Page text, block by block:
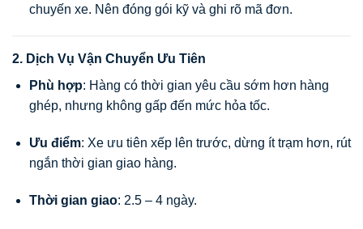
chuyến xe. Nên đóng gói kỹ và ghi rõ mã đơn.
2. Dịch Vụ Vận Chuyển Ưu Tiên
Phù hợp: Hàng có thời gian yêu cầu sớm hơn hàng
ghép, nhưng không gấp đến mức hỏa tốc.
Ưu điểm: Xe ưu tiên xếp lên trước, dừng ít trạm hơn, rút
ngắn thời gian giao hàng.
Thời gian giao: 2.5 – 4 ngày.